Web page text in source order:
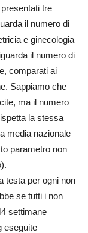
tre
il numero di
e ginecologia
il numero di
comparati ai
Sappiamo che
ma il numero
la stessa
media nazionale
parametro non
testa per ogni non
se tutti i non
settimane
eseguite